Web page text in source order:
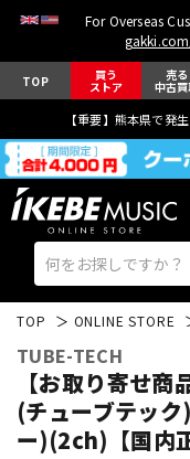
For Overseas
TOP 買う
ストア
売る
中古
【重要】熊本県で発
エレキギター
TOP ONLINE STORE
TUBE-TECH
【お取り寄せ
(チューブテッ
ー)(2ch)【国内